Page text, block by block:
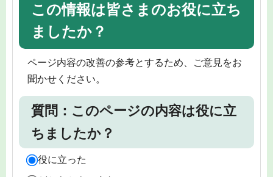
この情報は皆さまのお役に立ち
ましたか？
ページ内容の改善の参考とするため、ご意見をお
聞かせください。
質問：このページの内容は役に立
ちましたか？
役に立った